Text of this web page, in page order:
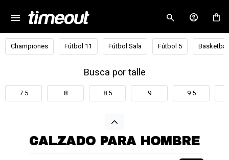
menu
Championes Fútbol 11 Fútbol Sala Fútbol 5 Basketball
Busca por talle
7.5 8 8.5 9 9.5
CALZADO PARA HOMBRE